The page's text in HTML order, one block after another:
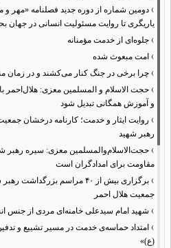
› دومین شماره از دوره جدید فصلنامه «مهر و
یاریگری تا روایت مسئولیت انسانی در جهان
› جلوه‌ای از خدمت مؤمنانه
› امت مبعوث شده
› چرا برخی در جنگ کنار می‌کشند و در زمان
› حجت الاسلام و المسلمین معزی: هلال‌احمر
و آموزش همگانی تبدیل شود
› روایت ایثار و خدمت؛ کارنامه درخشان
رهبر شهید
› حجت‌الاسلام‌والمسلمین معزی: سیره رهبر
مقاومت برای امدادگران است
›
برگزاری بیش از ۴۰ مراسم
جمعیت هلال احمر
› شهید امام سیدعلی خامنه‌ای مردی از جنس انسان
› امتداد حماسه‌ی خدمت در مسیر تشییع و
(ع)»